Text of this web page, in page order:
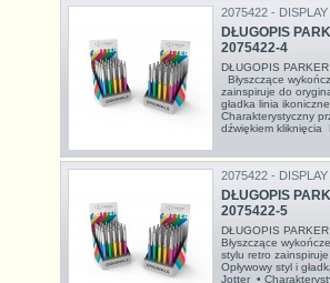
2075422 - DISPLAY
DŁUGOPIS
2075422-4
DŁUGOPIS
Błyszczące
zainspiruje do
gładka linia
Charakterystyczny
dźwiękiem kliknięcia
2075422 - DISPLAY
DŁUGOPIS
2075422-5
DŁUGOPIS
Błyszczące
stylu retro
Opływowy styl i
Jotter •